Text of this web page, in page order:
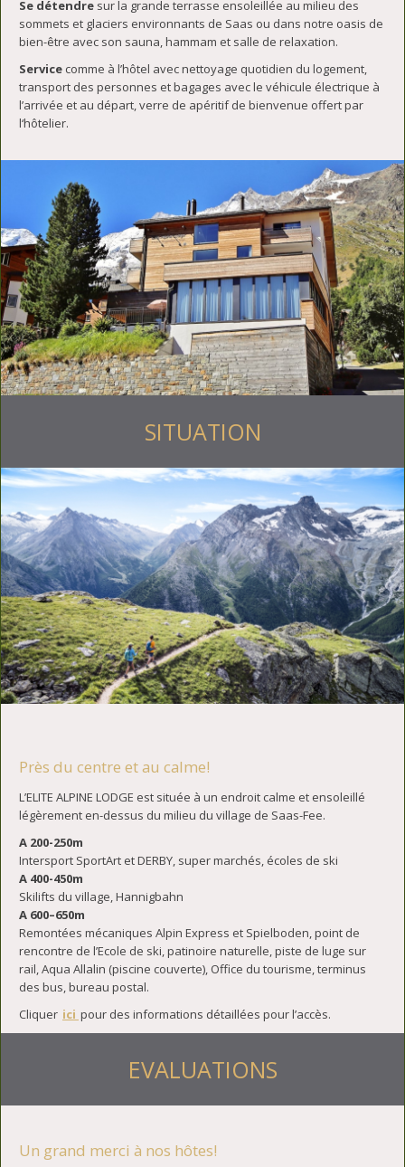
Se détendre sur la grande terrasse ensoleillée au milieu des
sommets et glaciers environnants de Saas ou dans notre oasis de
bien-être avec son sauna, hammam et salle de relaxation.
Service comme à l’hôtel avec nettoyage quotidien du logement,
transport des personnes et bagages avec le véhicule électrique à
l’arrivée et au départ, verre de apéritif de bienvenue offert par
l‘hôtelier.
SITUATION
Près du centre et au calme!
L’ELITE ALPINE LODGE est située à un endroit calme et ensoleillé
légèrement en-dessus du milieu du village de Saas-Fee.
A 200-250m
Intersport SportArt et DERBY, super marchés, écoles de ski
A 400-450m
Skilifts du village, Hannigbahn
A 600–650m
Remontées mécaniques Alpin Express et Spielboden, point de
rencontre de l’Ecole de ski, patinoire naturelle, piste de luge sur
rail, Aqua Allalin (piscine couverte), Office du tourisme, terminus
des bus, bureau postal.
Cliquer ici pour des informations détaillées pour l’accès.
EVALUATIONS
Un grand merci à nos hôtes!